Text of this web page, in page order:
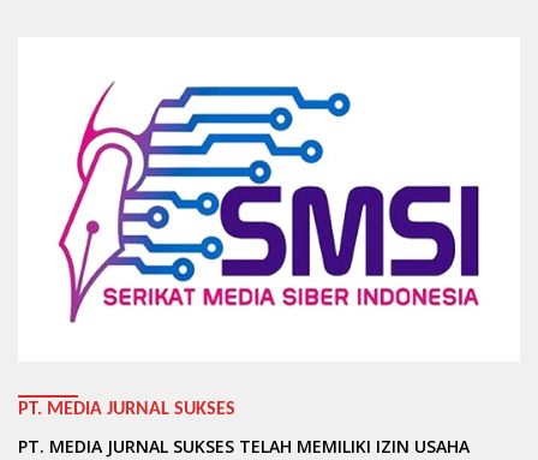
PT. MEDIA JURNAL SUKSES
PT. MEDIA JURNAL SUKSES TELAH MEMILIKI IZIN USAHA